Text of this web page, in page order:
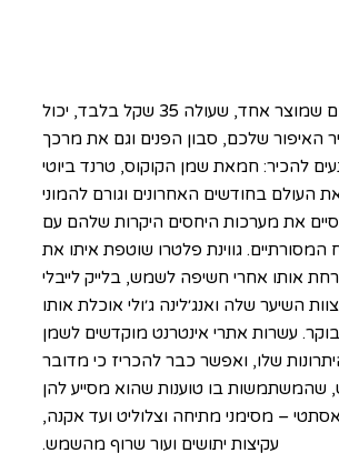
מה אם נגיד לכם שמוצר אחד, שעולה 35 שקל בלבד, יכול
האיפור שלכם, סבון הפנים וגם את מרכך
להכיר: חמאת שמן הקוקוס, טרנד ביוטי
העולם בחודשים האחרונים וגורם להמוני
את מערכות היחסים היקרות שלהם עם
המסורתיים. גווינת פלטרו שוטפת איתו את
אותו אחרי חשיפה לשמש, בלייק לייבלי
השיער שלה ואנג׳לינה ג׳ולי אוכלת אותו
עשרות אתרי אינטרנט מוקדשים לשמן
שלו, ואפשר כבר להכריז כי מדובר
שהמשתמשות בו טוענות שהוא מסייע להן
אסתטי – מסימני מתיחה וצלוליט ועד אקנה,
עקיצות יתושים ועור שרוף מהשמש.